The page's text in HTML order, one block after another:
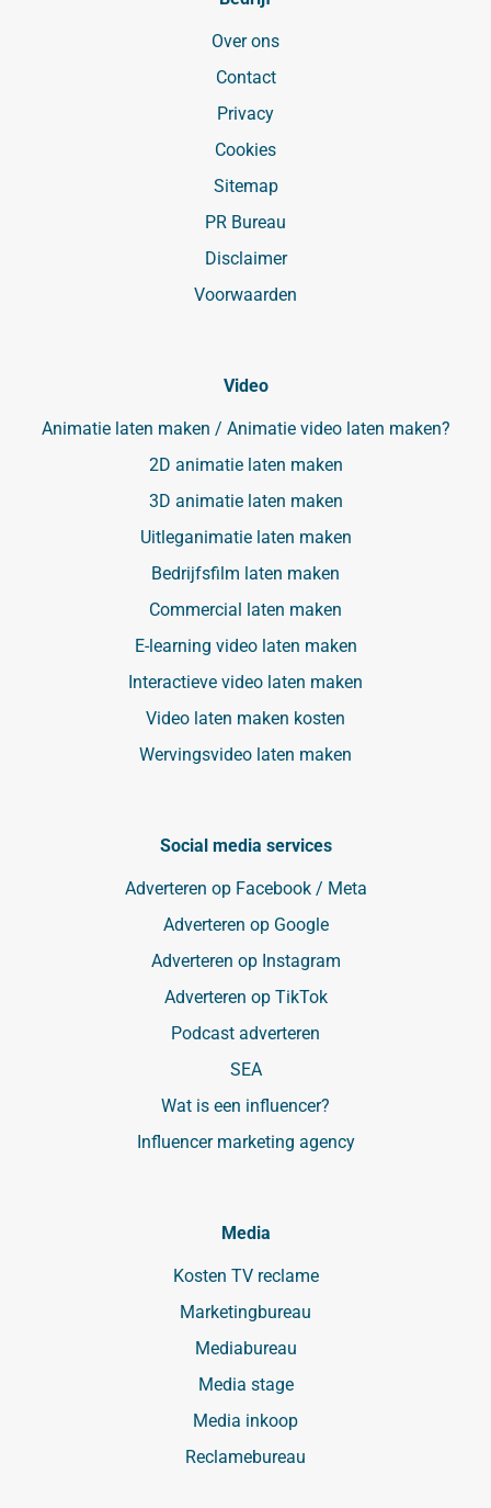
Over ons
Contact
Privacy
Cookies
Sitemap
PR Bureau
Disclaimer
Voorwaarden
Video
Animatie laten maken / Animatie video laten maken?
2D animatie laten maken
3D animatie laten maken
Uitleganimatie laten maken
Bedrijfsfilm laten maken
Commercial laten maken
E-learning video laten maken
Interactieve video laten maken
Video laten maken kosten
Wervingsvideo laten maken
Social media services
Adverteren op Facebook / Meta
Adverteren op Google
Adverteren op Instagram
Adverteren op TikTok
Podcast adverteren
SEA
Wat is een influencer?
Influencer marketing agency
Media
Kosten TV reclame
Marketingbureau
Mediabureau
Media stage
Media inkoop
Reclamebureau